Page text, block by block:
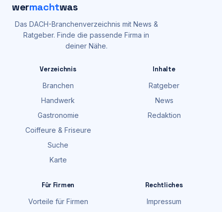
wermachtwas
Das DACH-Branchenverzeichnis mit News &
Ratgeber. Finde die passende Firma in
deiner Nähe.
Verzeichnis
Branchen
Handwerk
Gastronomie
Coiffeure & Friseure
Suche
Karte
Inhalte
Ratgeber
News
Redaktion
Für Firmen
Vorteile für Firmen
Rechtliches
Impressum